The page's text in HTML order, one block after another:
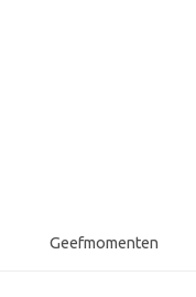
Geefmomenten